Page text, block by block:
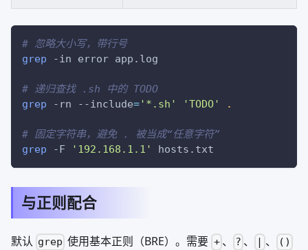
# 忽略大小写，带行号
grep
-in error app.log
# 递归查找 .sh 中的 TODO
grep
-rn --include= '*.sh' 'TODO' .
# 固定字符串，避免 . 被当成“任意字符”
grep
-F '192.168.1.1' hosts.txt
与正则配合
默认 grep 使用基本正则（BRE）。需要 + 、 ? 、 、 ()